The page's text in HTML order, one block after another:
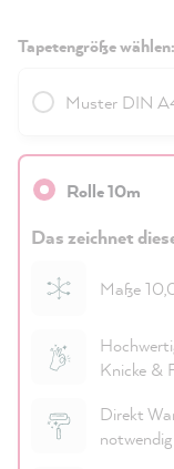
Tapetengröße wählen:
Muster DIN
Rolle 10m
Das zeichnet
Maße
Knicke &
Direkt
notwendig